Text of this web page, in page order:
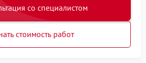
со специалистом
стоимость работ